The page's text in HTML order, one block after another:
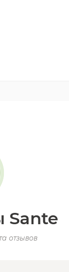
Sante
отзывов